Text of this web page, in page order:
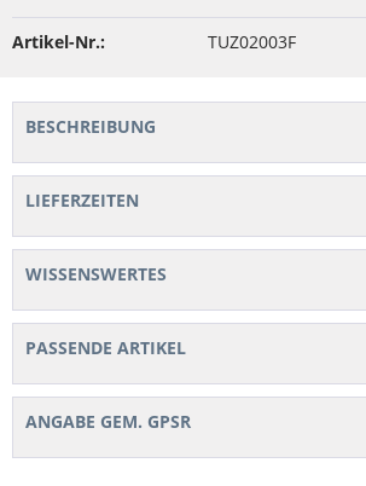
Artikel-Nr.: TUZ02003F
BESCHREIBUNG
LIEFERZEITEN
WISSENSWERTES
PASSENDE ARTIKEL
ANGABE GEM. GPSR